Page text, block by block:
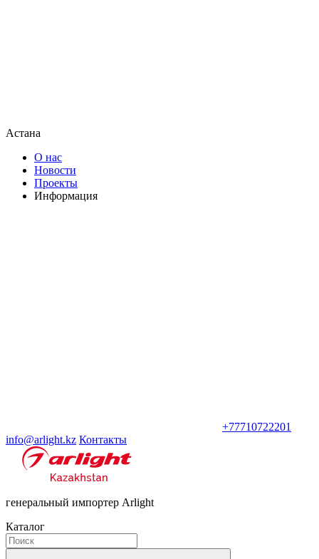
Астана
О нас
Новости
Проекты
Информация
+77710722201
info@arlight.kz Контакты
генеральный импортер Arlight
Каталог